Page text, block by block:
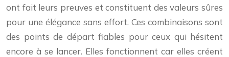
ont fait leurs preuves et constituent des valeurs sûres
pour une élégance sans effort. Ces combinaisons sont
des points de départ fiables pour ceux qui hésitent
encore à se lancer. Elles fonctionnent car elles créent